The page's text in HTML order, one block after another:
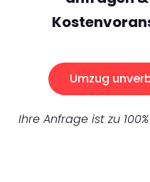
Umzug
Ihre Anfrage ist zu